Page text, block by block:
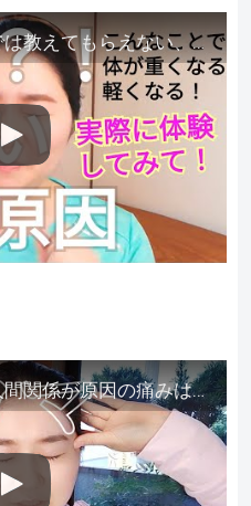
【究極の気付き】病院では教えてもらえない、その長年悩んできた痛み、症状、どうして治らないのか？痛みの正体、実際に今すぐ試して知ってほしい。
【知らないと苦しむ】人間関係が原因の痛みはトラウマ解除が必須。病院に行っても原因不明で治らない不調はこれをしてからケアしてみてください。